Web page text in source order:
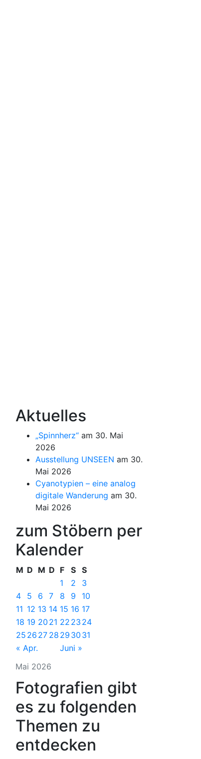
Aktuelles
„Spinnherz“ am 30. Mai
2026
Ausstellung UNSEEN am 30.
Mai 2026
Cyanotypien – eine analog
digitale Wanderung am 30.
Mai 2026
zum Stöbern per
Kalender
Mai 2026
M D M D F S S
1
2
3
4
5 6 7 8 9
10
11 12 13 14 15 16 17
18 19 20 21 22 23 24
25 26 27 28 29 30 31
« Apr.
Juni »
Fotografien gibt
es zu folgenden
Themen zu
entdecken